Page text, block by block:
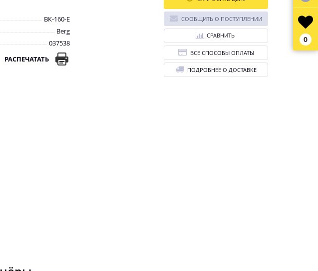
ВК-160-E
Berg
037538
РАСПЕЧАТАТЬ
СООБЩИТЬ О ПОСТУПЛЕНИИ
СРАВНИТЬ
ВСЕ СПОСОБЫ ОПЛАТЫ
ПОДРОБНЕЕ О ДОСТАВКЕ
0